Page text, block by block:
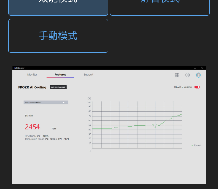
手動模式